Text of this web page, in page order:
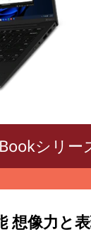
シリ
想像力と